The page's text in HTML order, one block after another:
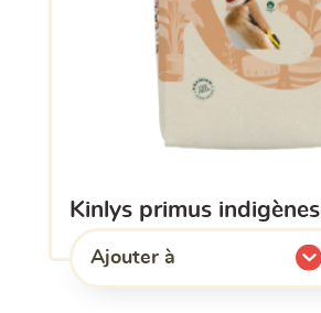
kinlys primus indigènes
Ajouter à
l'une de mes listes.